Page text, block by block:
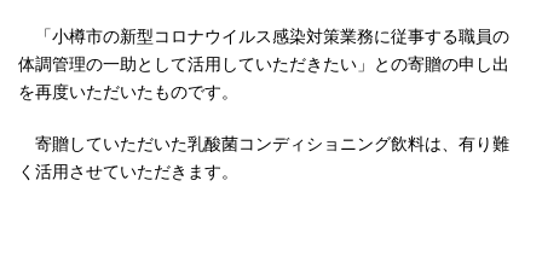
「小樽市の新型コロナウイルス感染対策業務に従事する職員の
体調管理の一助として活用していただきたい」との寄贈の申し出
を再度いただいたものです。
寄贈していただいた乳酸菌コンディショニング飲料は、有り難
く活用させていただきます。